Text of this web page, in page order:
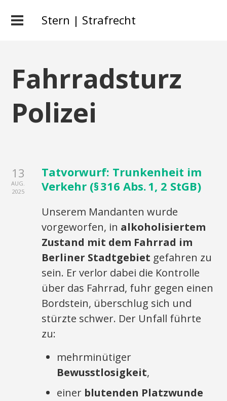
Stern | Strafrecht
Fahrradsturz
Polizei
13
AUG.
2025
Tatvorwurf: Trunkenheit im
Verkehr (§ 316 Abs. 1, 2 StGB)
Unserem Mandanten wurde
vorgeworfen, in alkoholisiertem
Zustand mit dem Fahrrad im
Berliner Stadtgebiet gefahren zu
sein. Er verlor dabei die Kontrolle
über das Fahrrad, fuhr gegen einen
Bordstein, überschlug sich und
stürzte schwer. Der Unfall führte
zu:
mehrminütiger
Bewusstlosigkeit,
einer blutenden Platzwunde